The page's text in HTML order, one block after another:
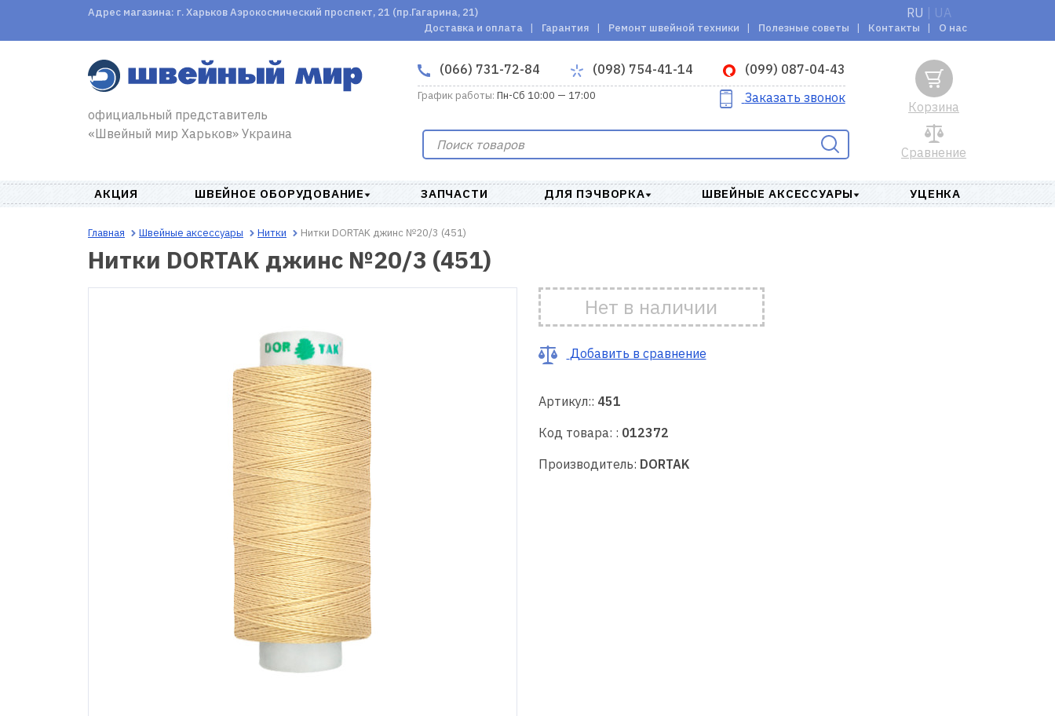
Адрес магазина: г. Харьков Аэрокосмический проспект, 21 (пр.Гагарина, 21) RU UA
Доставка и оплата Гарантия Ремонт швейной техники Полезные советы Контакты О нас
официальный представитель
«Швейный мир Харьков» Украина
(066) 731-72-84 (098) 754-41-14 (099) 087-04-43
График работы: Пн-Сб 10:00 — 17:00 Заказать звонок
Сравнение
Корзина
АКЦИЯ ШВЕЙНОЕ ОБОРУДОВАНИЕ ЗАПЧАСТИ ДЛЯ ПЭЧВОРКА ШВЕЙНЫЕ АКСЕССУАРЫ УЦЕНКА
Главная Швейные аксессуары Нитки Нитки DORTAK джинс №20/3 (451)
Нитки DORTAK джинс №20/3 (451)
Нет в наличии
Добавить в сравнение
Артикул:: 451
Код товара: : 012372
Производитель: DORTAK